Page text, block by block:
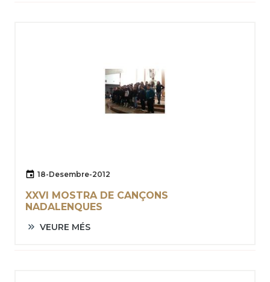
18-Desembre-2012
XXVI MOSTRA DE CANÇONS
NADALENQUES
VEURE MÉS